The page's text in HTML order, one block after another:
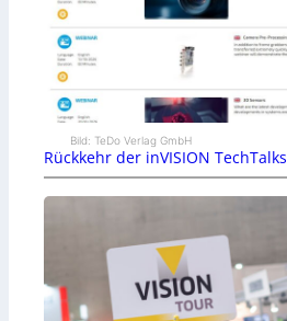
Bild: TeDo Verlag GmbH
Rückkehr der inVISION TechTalks